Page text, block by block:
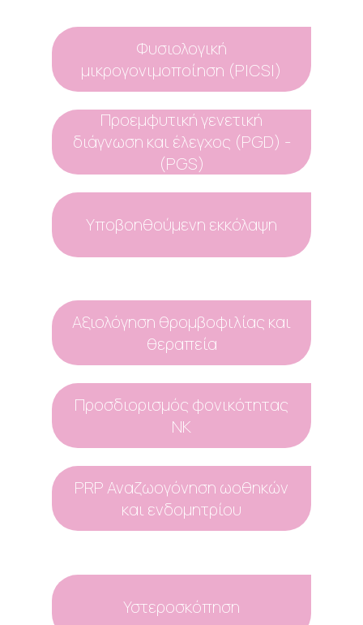
Φυσιολογική
μικρογονιμοποίηση (PICSI)
Προεμφυτική γενετική
διάγνωση και έλεγχος (PGD) -
(PGS)
Υποβοηθούμενη εκκόλαψη
Αξιολόγηση θρομβοφιλίας και
θεραπεία
Προσδιορισμός φονικότητας
ΝΚ
PRP Αναζωογόνηση ωοθηκών
και ενδομητρίου
Υστεροσκόπηση